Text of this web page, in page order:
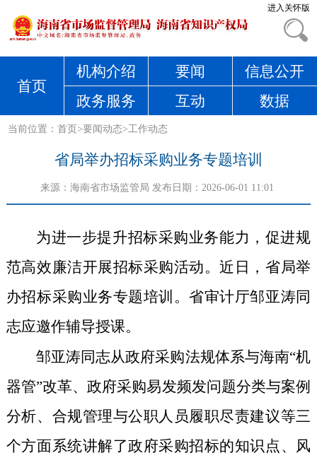
进入关怀版
首页
机构介绍 要闻
信息公开
政务服务
互动 数据
当前位置：首页>要闻动态>工作动态
省局举办招标采购业务专题培训
来源： 海南省市场监管局 发布日期：2026-06-01 11:01
为进一步提升招标采购业务能力，促进规
范高效廉洁开展招标采购活动。近日，省局举
办招标采购业务专题培训。省审计厅邹亚涛同
志应邀作辅导授课。
邹亚涛同志从政府采购法规体系与海南“机
器管”改革、政府采购易发频发问题分类与案例
分析、合规管理与公职人员履职尽责建议等三
个方面系统讲解了政府采购招标的知识点、风